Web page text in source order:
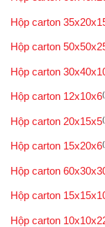
Hộp carton
Hộp carton
Hộp carton
Hộp carton 12x10x6
Hộp carton 20x15x5
Hộp carton 15x20x6
Hộp carton
Hộp carton
Hộp carton